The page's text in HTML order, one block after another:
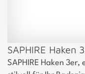
SAPHIRE Haken
SAPHIRE Haken